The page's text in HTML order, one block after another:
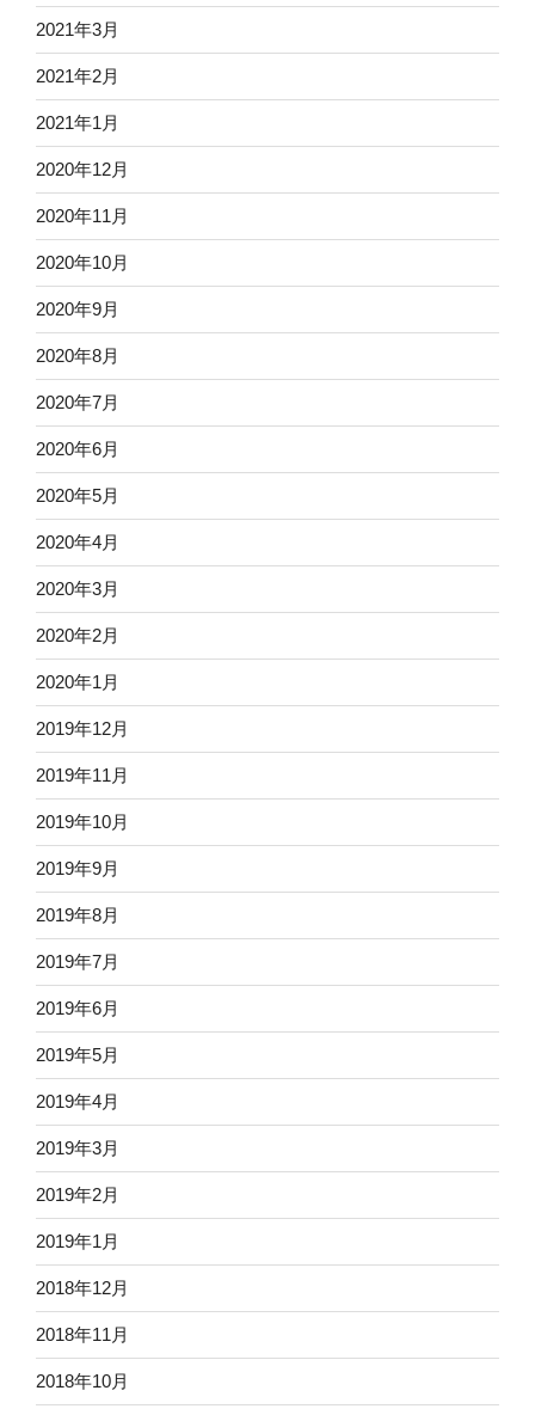
2021年3月
2021年2月
2021年1月
2020年12月
2020年11月
2020年10月
2020年9月
2020年8月
2020年7月
2020年6月
2020年5月
2020年4月
2020年3月
2020年2月
2020年1月
2019年12月
2019年11月
2019年10月
2019年9月
2019年8月
2019年7月
2019年6月
2019年5月
2019年4月
2019年3月
2019年2月
2019年1月
2018年12月
2018年11月
2018年10月